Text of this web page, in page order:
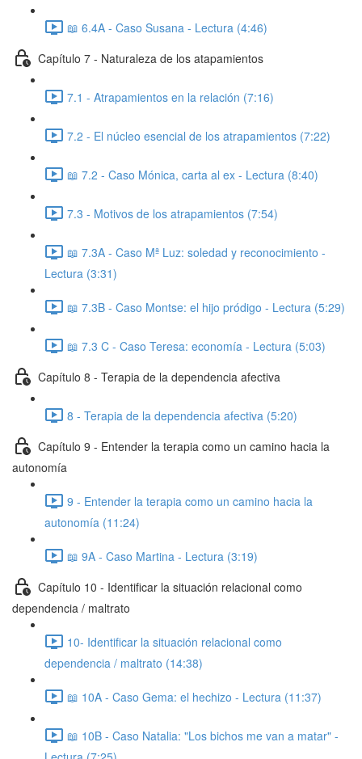
📖 6.4A - Caso Susana - Lectura (4:46)
Capítulo 7 - Naturaleza de los atapamientos
7.1 - Atrapamientos en la relación (7:16)
7.2 - El núcleo esencial de los atrapamientos (7:22)
📖 7.2 - Caso Mónica, carta al ex - Lectura (8:40)
7.3 - Motivos de los atrapamientos (7:54)
📖 7.3A - Caso Mª Luz: soledad y reconocimiento -
Lectura (3:31)
📖 7.3B - Caso Montse: el hijo pródigo - Lectura (5:29)
📖 7.3 C - Caso Teresa: economía - Lectura (5:03)
Capítulo 8 - Terapia de la dependencia afectiva
8 - Terapia de la dependencia afectiva (5:20)
Capítulo 9 - Entender la terapia como un camino hacia la
autonomía
9 - Entender la terapia como un camino hacia la
autonomía (11:24)
📖 9A - Caso Martina - Lectura (3:19)
Capítulo 10 - Identificar la situación relacional como
dependencia / maltrato
10- Identificar la situación relacional como
dependencia / maltrato (14:38)
📖 10A - Caso Gema: el hechizo - Lectura (11:37)
📖 10B - Caso Natalia: "Los bichos me van a matar" -